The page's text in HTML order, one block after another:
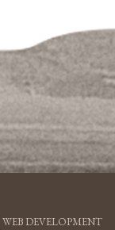
WEB DEVELOPMENT